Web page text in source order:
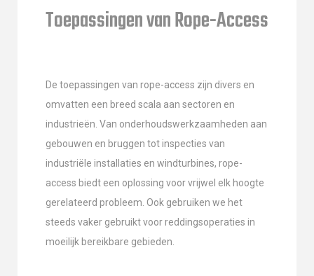
Toepassingen van Rope-Access
De toepassingen van rope-access zijn divers en
omvatten een breed scala aan sectoren en
industrieën. Van onderhoudswerkzaamheden aan
gebouwen en bruggen tot inspecties van
industriële installaties en windturbines, rope-
access biedt een oplossing voor vrijwel elk hoogte
gerelateerd probleem. Ook gebruiken we het
steeds vaker gebruikt voor reddingsoperaties in
moeilijk bereikbare gebieden.